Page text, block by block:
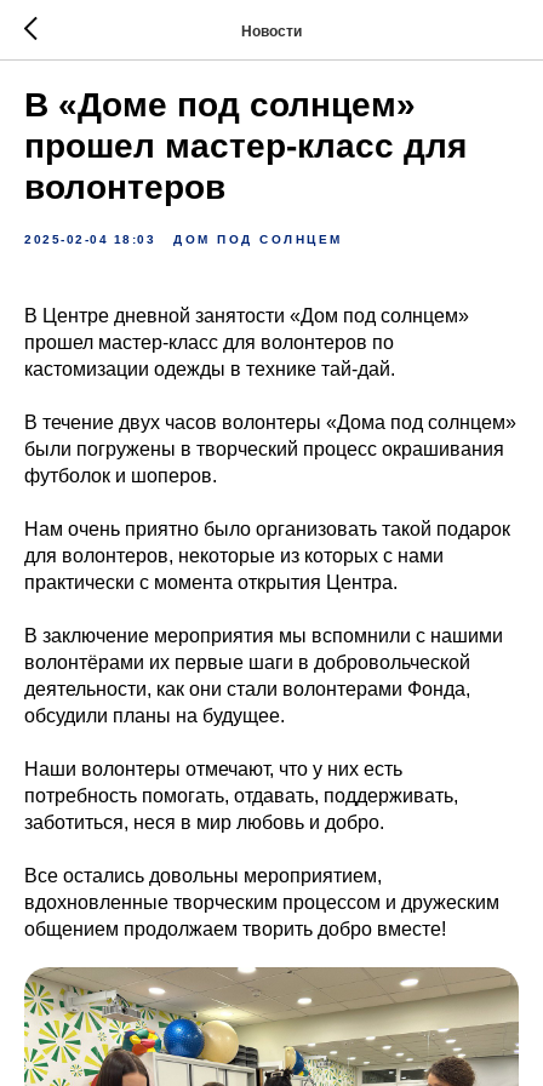
Новости
В «Доме под солнцем»
прошел мастер-класс для
волонтеров
2025-02-04 18:03 ДОМ ПОД СОЛНЦЕМ
В Центре дневной занятости «Дом под солнцем»
прошел мастер-класс для волонтеров по
кастомизации одежды в технике тай-дай.
В течение двух часов волонтеры «Дома под солнцем»
были погружены в творческий процесс окрашивания
футболок и шоперов.
Нам очень приятно было организовать такой подарок
для волонтеров, некоторые из которых с нами
практически с момента открытия Центра.
В заключение мероприятия мы вспомнили с нашими
волонтёрами их первые шаги в добровольческой
деятельности, как они стали волонтерами Фонда,
обсудили планы на будущее.
Наши волонтеры отмечают, что у них есть
потребность помогать, отдавать, поддерживать,
заботиться, неся в мир любовь и добро.
Все остались довольны мероприятием,
вдохновленные творческим процессом и дружеским
общением продолжаем творить добро вместе!